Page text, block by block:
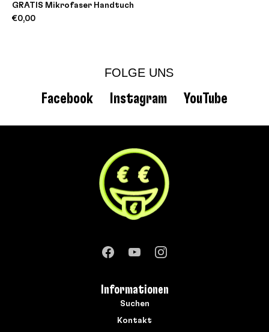
GRATIS Mikrofaser Handtuch
€0,00
FOLGE UNS
Facebook Instagram YouTube
Informationen
Suchen
Kontakt